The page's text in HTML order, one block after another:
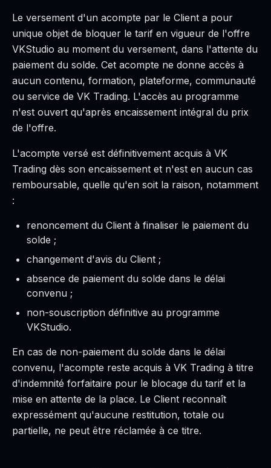
Le versement d'un acompte par le Client a pour
unique objet de bloquer le tarif en vigueur de l'offre
VKStudio au moment du versement, dans l'attente du
paiement du solde. Cet acompte ne donne accès à
aucun contenu, formation, plateforme, communauté
ou service de VK Trading. L'accès au programme
n'est ouvert qu'après encaissement intégral du prix
de l'offre.
L'acompte versé est définitivement acquis à VK
Trading dès son encaissement et n'est en aucun cas
remboursable, quelle qu'en soit la raison, notamment
:
renoncement du Client à finaliser le paiement du
solde ;
changement d'avis du Client ;
absence de paiement du solde dans le délai
convenu ;
non-souscription définitive au programme
VKStudio.
En cas de non-paiement du solde dans le délai
convenu, l'acompte reste acquis à VK Trading à titre
d'indemnité forfaitaire pour le blocage du tarif et la
mise en attente de la place. Le Client reconnaît
expressément qu'aucune restitution, totale ou
partielle, ne peut être réclamée à ce titre.